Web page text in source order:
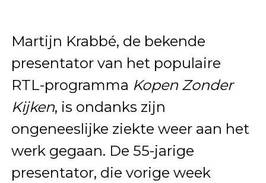
Martijn Krabbé, de bekende
presentator van het populaire
RTL-programma Kopen Zonder
Kijken, is ondanks zijn
ongeneeslijke ziekte weer aan het
werk gegaan. De 55-jarige
presentator, die vorige week